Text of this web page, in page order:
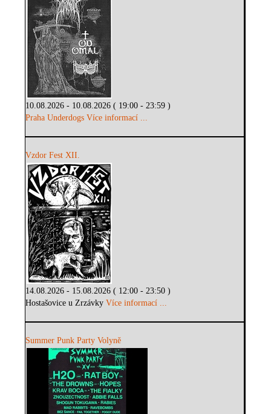
10.08.2026 - 10.08.2026 ( 19:00 - 23:59 )
Praha Underdogs Více informací ...
Vzdor Fest XII.
14.08.2026 - 15.08.2026 ( 12:00 - 23:50 )
Hostašovice u ZrzávkyVíce informací ...
Summer Punk Party Volyně